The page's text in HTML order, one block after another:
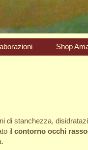
Shop
di stanchezza,
il contorno occhi